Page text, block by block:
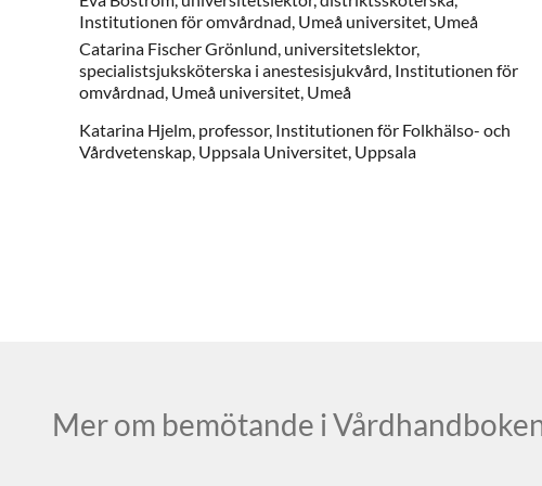
Institutionen för omvårdnad, Umeå universitet, Umeå
Catarina Fischer Grönlund, universitetslektor,
specialistsjuksköterska i anestesisjukvård, Institutionen för
omvårdnad, Umeå universitet, Umeå
Katarina Hjelm, professor, Institutionen för Folkhälso- och
Vårdvetenskap, Uppsala Universitet, Uppsala
Mer om bemötande i